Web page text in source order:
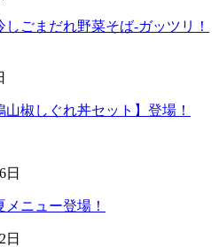
ごまだれ野菜そば-ガッツリ！
椒しぐれ丼セット】登場！
日
ニュー登場！
日